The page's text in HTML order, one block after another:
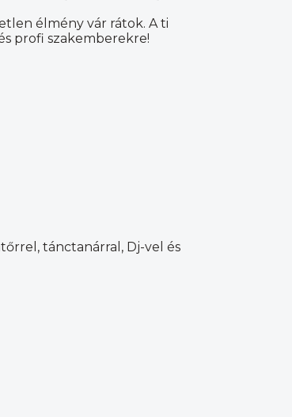
élmény vár rátok. A ti
profi szakemberekre!
tánctanárral, Dj-vel és